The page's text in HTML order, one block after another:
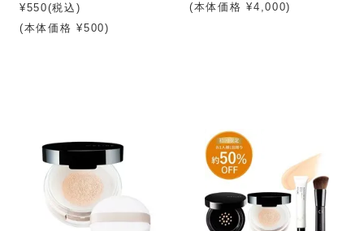
¥550(税込)
(本体価格 ¥500)
(本体価格 ¥4,000)